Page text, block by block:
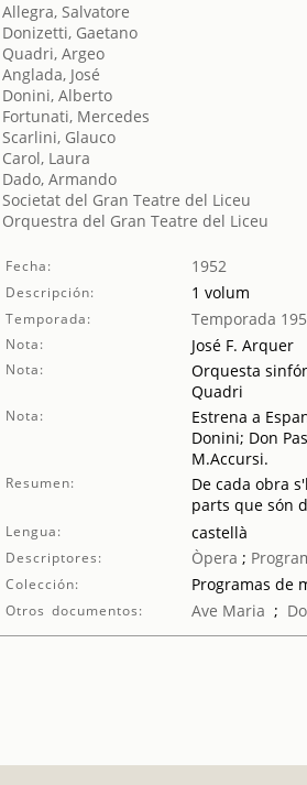
Allegra, Salvatore
Donizetti, Gaetano
Quadri, Argeo
Anglada, José
Donini, Alberto
Fortunati, Mercedes
Scarlini, Glauco
Carol, Laura
Dado, Armando
Societat del Gran Teatre del Liceu
Orquestra del Gran Teatre del Liceu
Fecha: 1952
Descripción: 1 volum
Temporada: Temporada
Nota: José F. Arquer
Nota:
Orquesta
Quadri
Nota:
Estrena a
Donini; Don
M.Accursi.
Resumen:
De cada obra
parts que són
Lengua: castellà
Descriptores: Òpera ;
Colección: Programas de
Otros documentos: Ave Maria ;